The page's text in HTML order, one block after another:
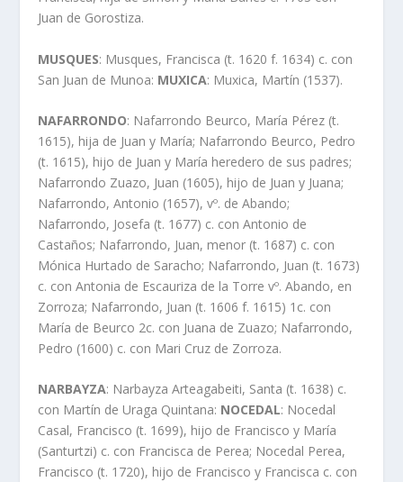
Juan de Gorostiza.
MUSQUES: Musques, Francisca (t. 1620 f. 1634) c. con
San Juan de Munoa: MUXICA: Muxica, Martí­n (1537).
NAFARRONDO: Nafarrondo Beurco, Marí­a Pérez (t.
1615), hija de Juan y Marí­a; Nafarrondo Beurco, Pedro
(t. 1615), hijo de Juan y Marí­a heredero de sus padres;
Nafarrondo Zuazo, Juan (1605), hijo de Juan y Juana;
Nafarrondo, Antonio (1657), vº. de Abando;
Nafarrondo, Josefa (t. 1677) c. con Antonio de
Castaños; Nafarrondo, Juan, menor (t. 1687) c. con
Mónica Hurtado de Saracho; Nafarrondo, Juan (t. 1673)
c. con Antonia de Escauriza de la Torre vº. Abando, en
Zorroza; Nafarrondo, Juan (t. 1606 f. 1615) 1c. con
Marí­a de Beurco 2c. con Juana de Zuazo; Nafarrondo,
Pedro (1600) c. con Mari Cruz de Zorroza.
NARBAYZA: Narbayza Arteagabeiti, Santa (t. 1638) c.
con Martí­n de Uraga Quintana: NOCEDAL: Nocedal
Casal, Francisco (t. 1699), hijo de Francisco y Marí­a
(Santurtzi) c. con Francisca de Perea; Nocedal Perea,
Francisco (t. 1720), hijo de Francisco y Francisca c. con